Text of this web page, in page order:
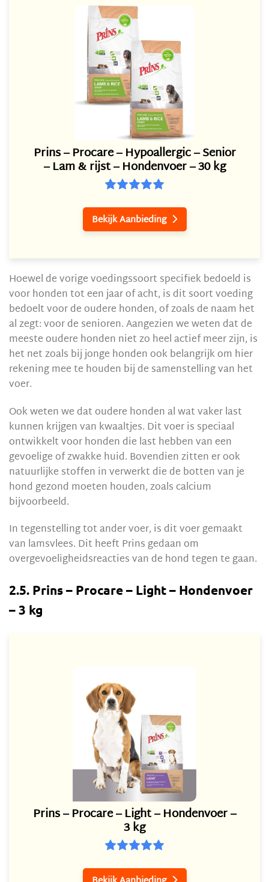
Prins – Procare – Hypoallergic – Senior
– Lam & rijst – Hondenvoer – 30 kg
Bekijk Aanbieding 
Hoewel de vorige voedingssoort specifiek bedoeld is
voor honden tot een jaar of acht, is dit soort voeding
bedoelt voor de oudere honden, of zoals de naam het
al zegt: voor de senioren. Aangezien we weten dat de
meeste oudere honden niet zo heel actief meer zijn, is
het net zoals bij jonge honden ook belangrijk om hier
rekening mee te houden bij de samenstelling van het
voer.
Ook weten we dat oudere honden al wat vaker last
kunnen krijgen van kwaaltjes. Dit voer is speciaal
ontwikkelt voor honden die last hebben van een
gevoelige of zwakke huid. Bovendien zitten er ook
natuurlijke stoffen in verwerkt die de botten van je
hond gezond moeten houden, zoals calcium
bijvoorbeeld.
In tegenstelling tot ander voer, is dit voer gemaakt
van lamsvlees. Dit heeft Prins gedaan om
overgevoeligheidsreacties van de hond tegen te gaan.
2.5. Prins – Procare – Light – Hondenvoer
– 3 kg
Prins – Procare – Light – Hondenvoer –
3 kg
